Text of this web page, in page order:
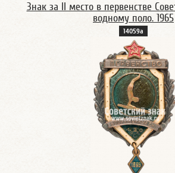
Знак за II место в первенстве
водному поло. 1965
14059а